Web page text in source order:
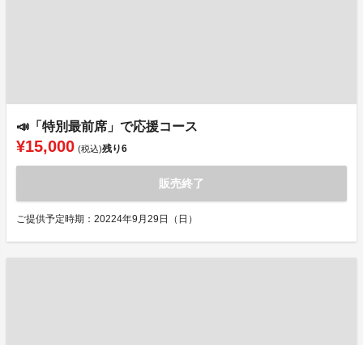
📣「特別最前席」で応援コース
¥15,000 (税込)残り6
販売終了
ご提供予定時期：20224年9月29日（日）